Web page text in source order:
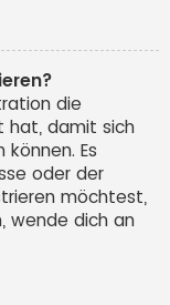
die
hat, damit sich
Es
oder der
möchtest,
wende dich an